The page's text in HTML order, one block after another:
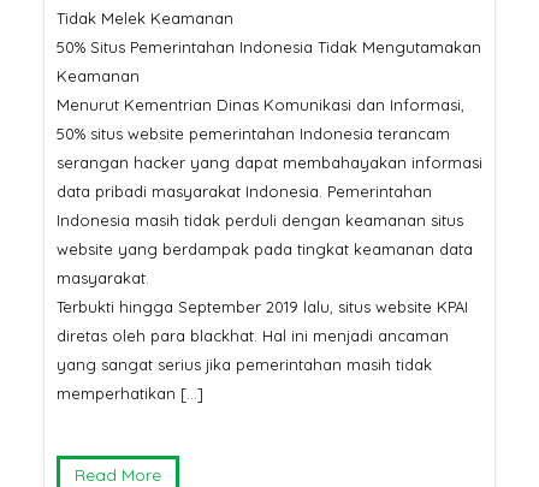
Tidak Melek Keamanan
50% Situs Pemerintahan Indonesia Tidak Mengutamakan
Keamanan
Menurut Kementrian Dinas Komunikasi dan Informasi,
50% situs website pemerintahan Indonesia terancam
serangan hacker yang dapat membahayakan informasi
data pribadi masyarakat Indonesia. Pemerintahan
Indonesia masih tidak perduli dengan keamanan situs
website yang berdampak pada tingkat keamanan data
masyarakat.
Terbukti hingga September 2019 lalu, situs website KPAI
diretas oleh para blackhat. Hal ini menjadi ancaman
yang sangat serius jika pemerintahan masih tidak
memperhatikan […]
Read More